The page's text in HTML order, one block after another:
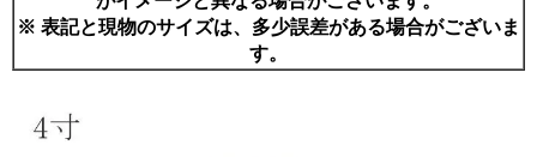
※ 表記と現物のサイズは、多少誤差がある場合がございま
す。